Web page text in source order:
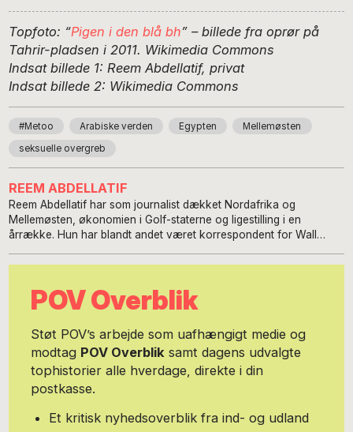
Topfoto: “Pigen i den blå bh” – billede fra oprør på
Tahrir-pladsen i 2011. Wikimedia Commons
Indsat billede 1: Reem Abdellatif, privat
Indsat billede 2: Wikimedia Commons
#Metoo Arabiske verden Egypten Mellemøsten
seksuelle overgreb
REEM ABDELLATIF
Reem Abdellatif har som journalist dækket Nordafrika og
Mellemøsten, økonomien i Golf-staterne og ligestilling i en
årrække. Hun har blandt andet været korrespondent for Wall
etablere African Women Rights Advocates, og er stifter og
POV Overblik
Støt POV’s arbejde som uafhængigt medie og
modtag POV Overbliksamt dagens udvalgte
tophistorier alle hverdage, direkte i din
postkasse.
Et kritisk nyhedsoverblik fra ind- og udland